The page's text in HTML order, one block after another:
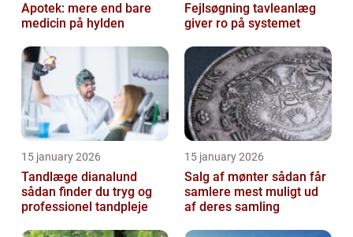
Apotek: mere end bare
medicin på hylden
Fejlsøgning tavleanlæg
giver ro på systemet
15 january 2026
Tandlæge dianalund
sådan finder du tryg og
professionel tandpleje
15 january 2026
Salg af mønter sådan får
samlere mest muligt ud
af deres samling